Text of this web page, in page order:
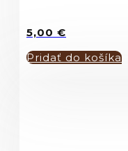
5,00 €
Pridať do košíka